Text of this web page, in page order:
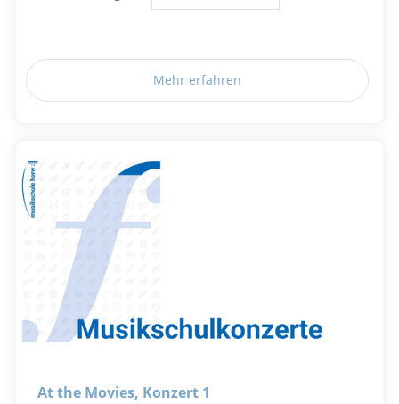
Mehr erfahren
At the Movies, Konzert 1